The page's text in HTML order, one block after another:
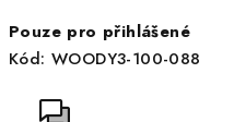
cena:
Pouze pro přihlášené
Kód: WOODY3-100-088